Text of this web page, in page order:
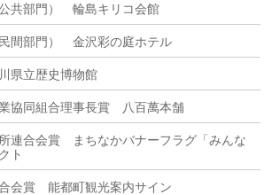
共部門） 輪島キリコ会館
間部門） 金沢彩の庭ホテル
県立歴史博物館
協同組合理事長賞 八百萬本舗
連合会賞 まちなかバナーフラグ「みんな
ト
会賞 能都町観光案内サイン